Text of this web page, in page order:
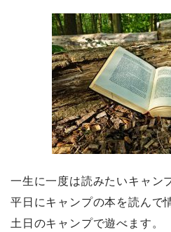
一生に一度は読みたいキャン
平日にキャンプの本を読んで
土日のキャンプで遊べます。